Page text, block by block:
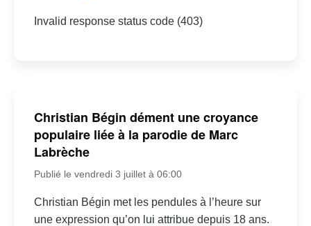
Invalid response status code (403)
Christian Bégin dément une croyance
populaire liée à la parodie de Marc
Labrèche
Publié le vendredi 3 juillet à 06:00
Christian Bégin met les pendules à l’heure sur
une expression qu’on lui attribue depuis 18 ans.